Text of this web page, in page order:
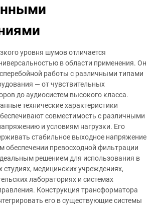
уровня шумов отличается
в области применения. Он
работы с различными типами
— от чувствительных
до аудиосистем высокого класса.
технические характеристики
совместимость с различными
и условиям нагрузки. Его
стабильное выходное напряжение
обеспечении превосходной фильтрации
решением для использования в
медицинских учреждениях,
лабораториях и системах
Конструкция трансформатора
его в существующие системы